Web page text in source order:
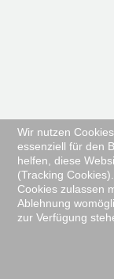
Wir nutzen
essenziell für den
helfen, diese
(Tracking
Cookies zulassen
Ablehnung
zur Verfügung